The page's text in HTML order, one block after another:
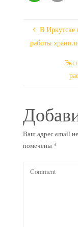
В
работы
Ваш адрес email
помечены *